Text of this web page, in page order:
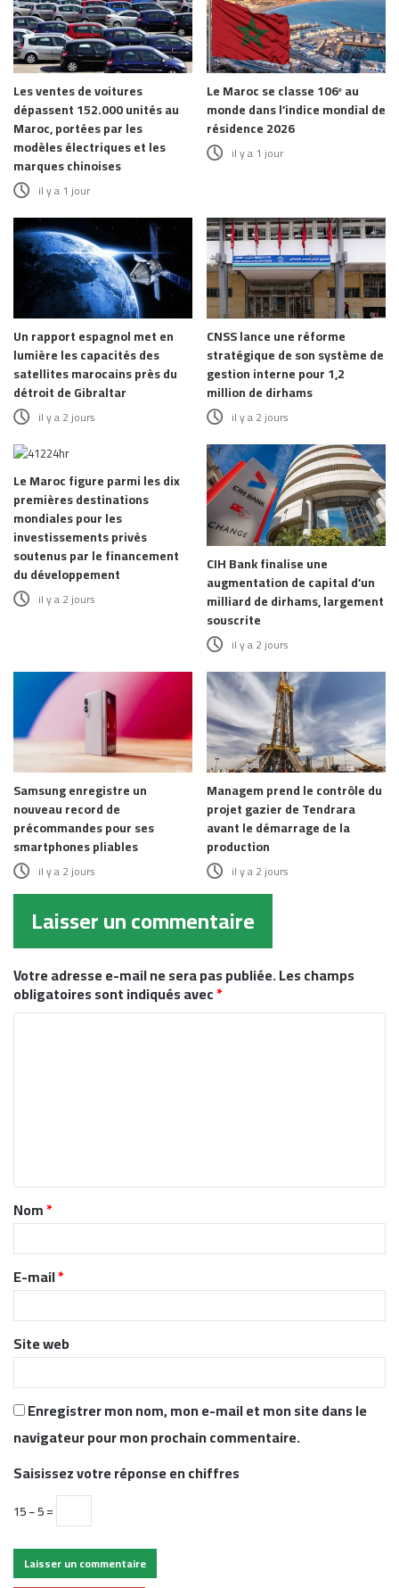
Les ventes de voitures
dépassent 152.000 unités au
Maroc, portées par les
modèles électriques et les
marques chinoises
il y a 1 jour
Le Maroc se classe 106ᵉ au
monde dans l’indice mondial de
résidence 2026
il y a 1 jour
Un rapport espagnol met en
lumière les capacités des
satellites marocains près du
détroit de Gibraltar
il y a 2 jours
CNSS lance une réforme
stratégique de son système de
gestion interne pour 1,2
million de dirhams
il y a 2 jours
Le Maroc figure parmi les dix
premières destinations
mondiales pour les
investissements privés
soutenus par le financement
du développement
il y a 2 jours
CIH Bank finalise une
augmentation de capital d’un
milliard de dirhams, largement
souscrite
il y a 2 jours
Samsung enregistre un
nouveau record de
précommandes pour ses
smartphones pliables
il y a 2 jours
Managem prend le contrôle du
projet gazier de Tendrara
avant le démarrage de la
production
il y a 2 jours
Laisser un commentaire
Votre adresse e-mail ne sera pas publiée.Les champs
obligatoires sont indiqués avec*
t
a
r
e
*
Nom*
E-mail*
Site web
Enregistrer mon nom, mon e-mail et mon site dans le
navigateur pour mon prochain commentaire.
Saisissez votre réponse en chiffres
15 − 5 =